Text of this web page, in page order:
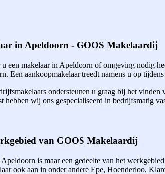
in Apeldoorn - GOOS Makelaardij
u een makelaar in Apeldoorn of omgeving nodig
Een aankoopmakelaar treedt namens u op
ondersteunen u graag bij het
hebben wij ons gespecialiseerd in bedrijfsmatig
van GOOS Makelaardij
is maar een gedeelte van het
ook aan in onder andere Epe, Hoenderloo,